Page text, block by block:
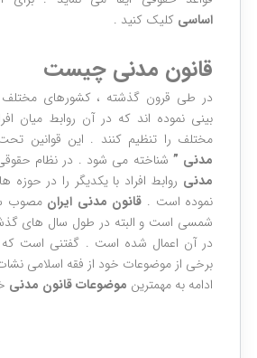
اساسی کلیک کنید .
قانون مدنی چیست
در طی قرون گذشته ، کشورهای مختلف
بینی نموده اند که در آن روابط میان
مختلف را تنظیم کنند . این قوانین
مدنی ” شناخته می شود . در نظام
مدنی روابط افراد با یکدیگر را در
نموده است . قانون مدنی ایران
شمسی است و البته در طول سال های
در آن اعمال شده است . گفتنی است که
برخی از موضوعات خود از فقه اسلامی
ادامه به مهمترین موضوعات قانون مدنی